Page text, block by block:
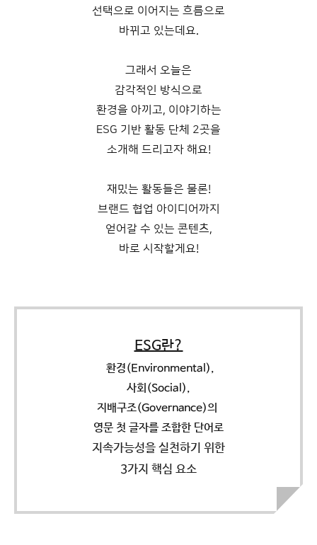
선택으로 이어지는 흐름으로
바뀌고 있는데요.
그래서 오늘은
감각적인 방식으로
환경을 아끼고, 이야기하는
ESG 기반 활동 단체 2곳을
소개해 드리고자 해요!
재밌는 활동들은 물론!
브랜드 협업 아이디어까지
얻어갈 수 있는 콘텐츠,
바로 시작할게요!
ESG란?
환경(Environmental),
사회(Social),
지배구조(Governance)의
영문 첫 글자를 조합한 단어로
지속가능성을 실천하기 위한
3가지 핵심 요소